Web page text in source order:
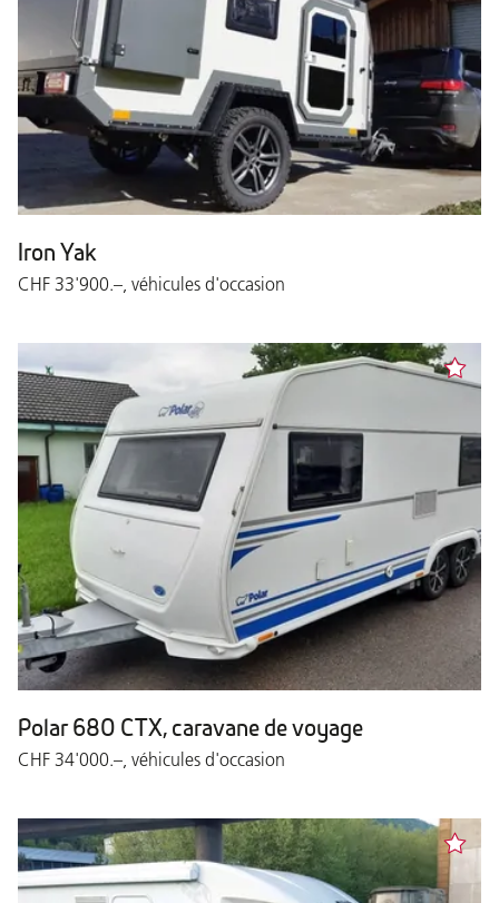
Iron Yak
CHF 33'900.–, véhicules d'occasion
Polar 680 CTX, caravane de voyage
CHF 34'000.–, véhicules d'occasion